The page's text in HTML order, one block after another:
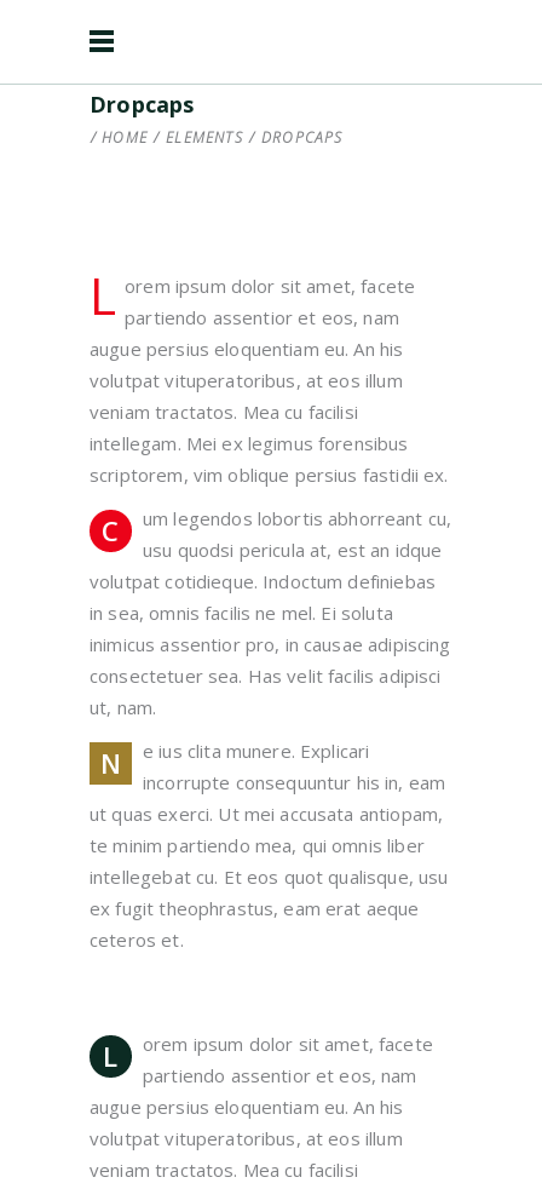
Dropcaps
HOME / ELEMENTS / DROPCAPS
L orem ipsum dolor sit amet, facete
partiendo assentior et eos, nam
augue persius eloquentiam eu. An his
volutpat vituperatoribus, at eos illum
veniam tractatos. Mea cu facilisi
intellegam. Mei ex legimus forensibus
scriptorem, vim oblique persius fastidii ex.
C
um legendos lobortis abhorreant cu,
usu quodsi pericula at, est an idque
volutpat cotidieque. Indoctum definiebas
in sea, omnis facilis ne mel. Ei soluta
inimicus assentior pro, in causae adipiscing
consectetuer sea. Has velit facilis adipisci
ut, nam.
N
e ius clita munere. Explicari
incorrupte consequuntur his in, eam
ut quas exerci. Ut mei accusata antiopam,
te minim partiendo mea, qui omnis liber
intellegebat cu. Et eos quot qualisque, usu
ex fugit theophrastus, eam erat aeque
ceteros et.
L
orem ipsum dolor sit amet, facete
partiendo assentior et eos, nam
augue persius eloquentiam eu. An his
volutpat vituperatoribus, at eos illum
veniam tractatos. Mea cu facilisi